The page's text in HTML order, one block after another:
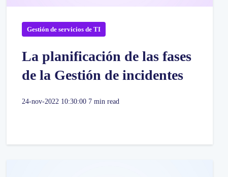
Gestión de servicios de TI
La planificación de las fases
de la Gestión de incidentes
24-nov-2022 10:30:00 7 min read